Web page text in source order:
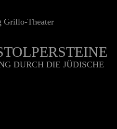
Grillo-Theater
DURCH DIE JÜDISCHE